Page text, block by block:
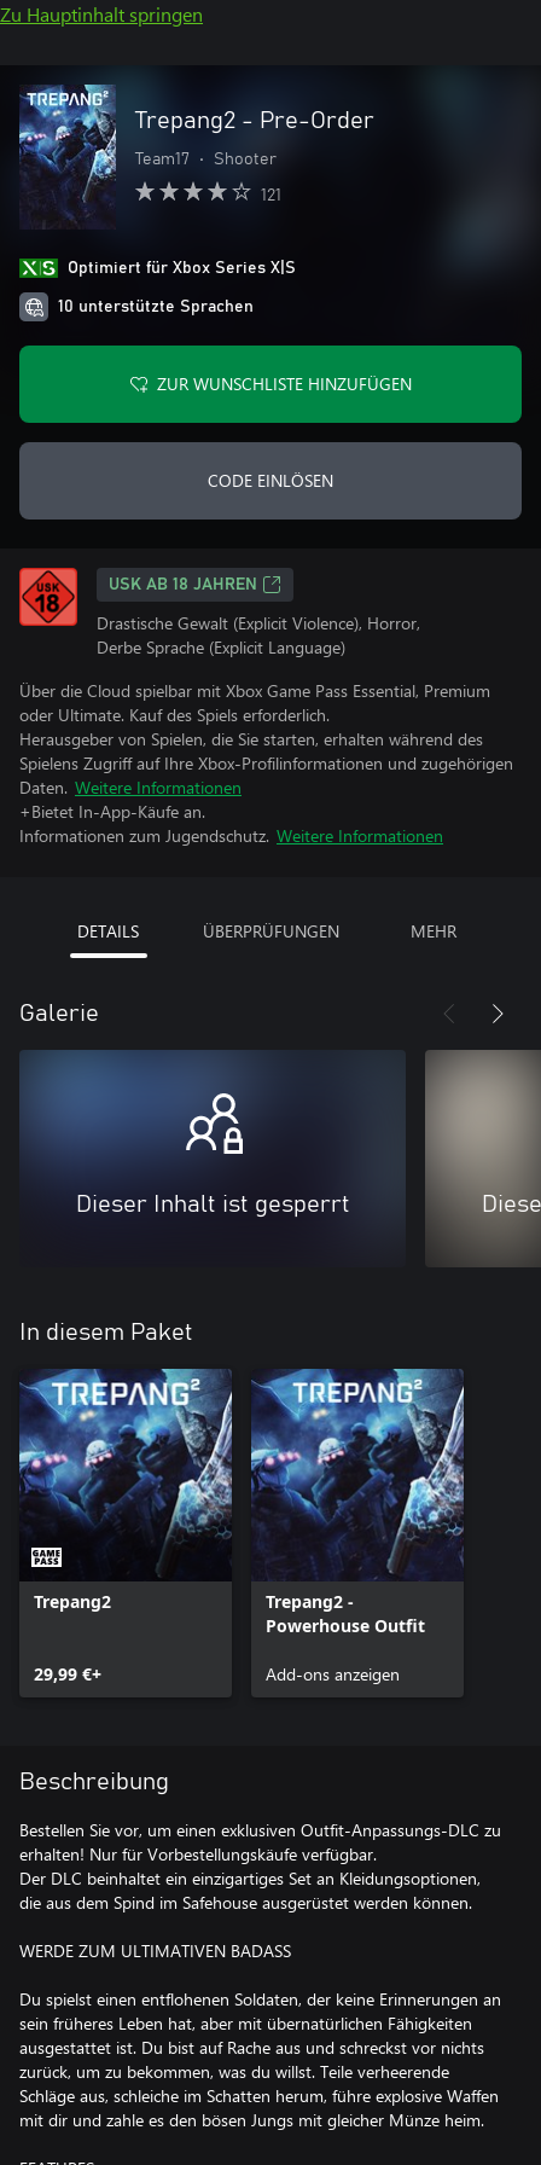
Zu Hauptinhalt springen
Trepang2 - Pre-Order
Team17 • Shooter
121
Optimiert für Xbox Series X|S
10 unterstützte Sprachen
ZUR WUNSCHLISTE HINZUFÜGEN
CODE EINLÖSEN
USK AB 18 JAHREN
Drastische Gewalt (Explicit Violence), Horror,
Derbe Sprache (Explicit Language)
Über die Cloud spielbar mit Xbox Game Pass Essential, Premium
oder Ultimate. Kauf des Spiels erforderlich.
Herausgeber von Spielen, die Sie starten, erhalten während des
Spielens Zugriff auf Ihre Xbox-Profilinformationen und zugehörigen
Daten. Weitere Informationen
+Bietet In-App-Käufe an.
Informationen zum Jugendschutz. Weitere Informationen
DETAILS ÜBERPRÜFUNGEN MEHR
Galerie
Dieser Inhalt ist gesperrt
In diesem Paket
Trepang2
29,99 €+
Trepang2 -
Powerhouse Outfit
Add-ons anzeigen
Beschreibung
Bestellen Sie vor, um einen exklusiven Outfit-Anpassungs-DLC zu
erhalten! Nur für Vorbestellungskäufe verfügbar.
Der DLC beinhaltet ein einzigartiges Set an Kleidungsoptionen,
die aus dem Spind im Safehouse ausgerüstet werden können.
WERDE ZUM ULTIMATIVEN BADASS
Du spielst einen entflohenen Soldaten, der keine Erinnerungen an
sein früheres Leben hat, aber mit übernatürlichen Fähigkeiten
ausgestattet ist. Du bist auf Rache aus und schreckst vor nichts
zurück, um zu bekommen, was du willst. Teile verheerende
Schläge aus, schleiche im Schatten herum, führe explosive Waffen
mit dir und zahle es den bösen Jungs mit gleicher Münze heim.